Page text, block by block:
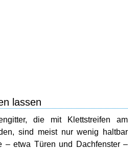
lassen
die mit Klettstreifen am
sind meist nur wenig haltbar
– etwa Türen und Dachfenster –